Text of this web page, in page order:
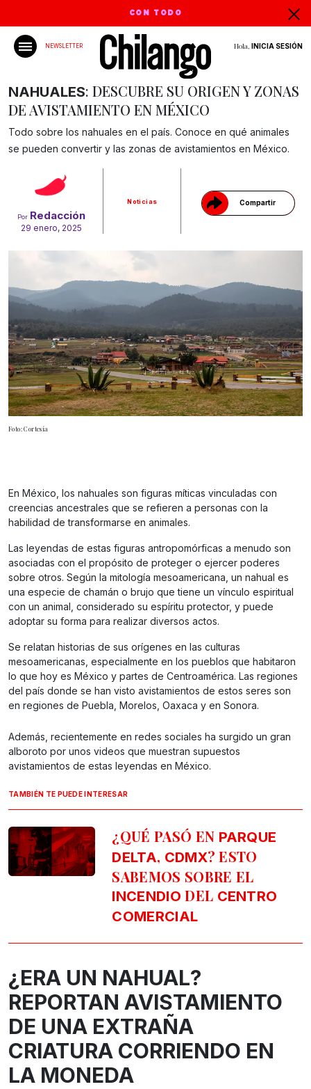
CON TODO
NEWSLETTER Hola, INICIA SESIÓN
Por Redacción
29 enero, 2025
Noticias Compartir
Gracias!
NAHUALES: DESCUBRE SU ORIGEN Y ZONAS
DE AVISTAMIENTO EN MÉXICO
Todo sobre los nahuales en el país. Conoce en qué animales
se pueden convertir y las zonas de avistamientos en México.
Foto: Cortesía
En México, los nahuales son figuras míticas vinculadas con
creencias ancestrales que se refieren a personas con la
habilidad de transformarse en animales.
Las leyendas de estas figuras antropomórficas a menudo son
asociadas con el propósito de proteger o ejercer poderes
sobre otros. Según la mitología mesoamericana, un nahual es
una especie de chamán o brujo que tiene un vínculo espiritual
con un animal, considerado su espíritu protector, y puede
adoptar su forma para realizar diversos actos.
Se relatan historias de sus orígenes en las culturas
mesoamericanas, especialmente en los pueblos que habitaron
lo que hoy es México y partes de Centroamérica. Las regiones
del país donde se han visto avistamientos de estos seres son
en regiones de Puebla, Morelos, Oaxaca y en Sonora.
Además, recientemente en redes sociales ha surgido un gran
alboroto por unos videos que muestran supuestos
avistamientos de estas leyendas en México.
TAMBIÉN TE PUEDE INTERESAR
¿QUÉ PASÓ EN PARQUE
DELTA, CDMX? ESTO
SABEMOS SOBRE EL
INCENDIO DEL CENTRO
COMERCIAL
¿ERA UN NAHUAL?
REPORTAN AVISTAMIENTO
DE UNA EXTRAÑA
CRIATURA CORRIENDO EN
LA MONEDA